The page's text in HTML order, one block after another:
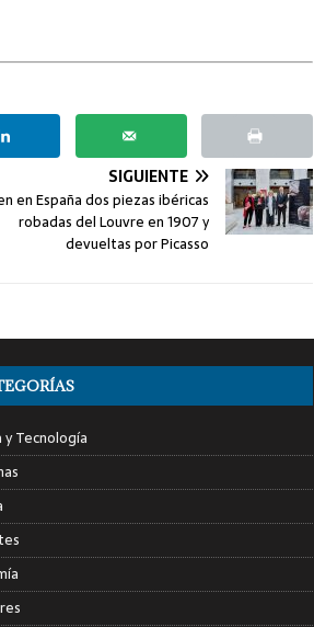
SIGUIENTE
en España dos piezas ibéricas
robadas del Louvre en 1907 y
devueltas por Picasso
y Tecnología